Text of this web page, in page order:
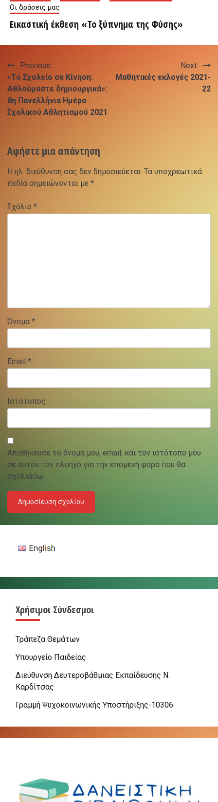
Οι δράσεις μας
Εικαστική έκθεση «Το ξύπνημα της Φύσης»
Πλοήγηση
άρθρων
Previous:
«Το Σχολείο σε Κίνηση:
Αθλούμαστε δημιουργικά»:
8η Πανελλήνια Hμέρα
Σχολικού Αθλητισμού 2021
Next:
Μαθητικές εκλογές 2021-
22
Αφήστε μια απάντηση
Η ηλ. διεύθυνση σας δεν δημοσιεύεται. Τα υποχρεωτικά
πεδία σημειώνονται με *
Σχόλιο *
Όνομα *
Email *
Ιστότοπος
Αποθήκευσε το όνομά μου, email, και τον ιστότοπο μου
σε αυτόν τον πλοηγό για την επόμενη φορά που θα
σχολιάσω.
Χρήσιμοι Σύνδεσμοι
Τράπεζα Θεμάτων
Υπουργείο Παιδείας
Διεύθυνση Δευτεροβάθμιας Εκπαίδευσης Ν.
Καρδίτσας
Γραμμή Ψυχοκοινωνικής Υποστήριξης-10306